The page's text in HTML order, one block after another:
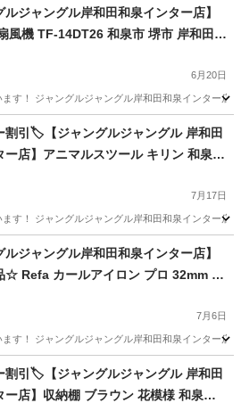
収納家具
ルジャングル岸和田和泉インター店】
風機 TF-14DT26 和泉市 堺市 岸和田市
石市 泉北郡熊取町
6月20日
す！ ジャングルジャングル岸和田和泉インター
季節、空調家電 ジャングル
割引🏷️【ジャングルジャングル 岸和田
ー店】アニマルスツール キリン 和泉市
市 泉大津市 高石市 泉北郡熊取町
7月17日
ます！ ジャングルジャングル岸和田和泉インター
椅子 ジャングル
ルジャングル岸和田和泉インター店】
Refa カールアイロン プロ 32mm M
03A ブラック ヘアアイロン 家電 和泉
田市 泉大津市 高石市 泉北郡熊取町7月6日
す！ ジャングルジャングル岸和田和泉インター
生活家電 ジャングル
割引🏷️【ジャングルジャングル 岸和田
ー店】収納棚 ブラウン 花模様 和泉市